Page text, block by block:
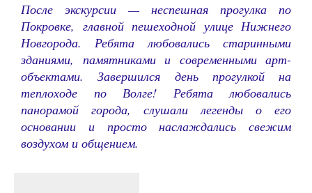
После экскурсии — неспешная прогулка по
Покровке, главной пешеходной улице Нижнего
Новгорода. Ребята любовались старинными
зданиями, памятниками и современными арт-
объектами. Завершился день прогулкой на
теплоходе по Волге! Ребята любовались
панорамой города, слушали легенды о его
основании и просто наслаждались свежим
воздухом и общением.